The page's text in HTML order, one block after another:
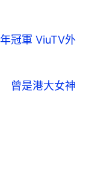
冠軍 ViuTV外
曾是港大女神